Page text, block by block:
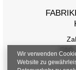
FAQ
Wir verwenden
Website zu